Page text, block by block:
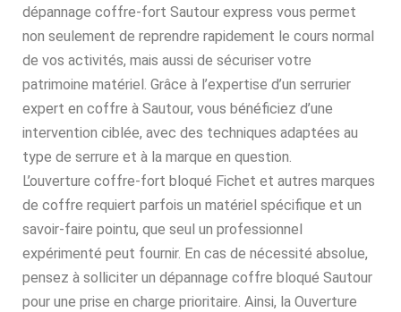
dépannage coffre-fort Sautour express vous permet
non seulement de reprendre rapidement le cours normal
de vos activités, mais aussi de sécuriser votre
patrimoine matériel. Grâce à l’expertise d’un serrurier
expert en coffre à Sautour, vous bénéficiez d’une
intervention ciblée, avec des techniques adaptées au
type de serrure et à la marque en question.
L’ouverture coffre-fort bloqué Fichet et autres marques
de coffre requiert parfois un matériel spécifique et un
savoir-faire pointu, que seul un professionnel
expérimenté peut fournir. En cas de nécessité absolue,
pensez à solliciter un dépannage coffre bloqué Sautour
pour une prise en charge prioritaire. Ainsi, la Ouverture